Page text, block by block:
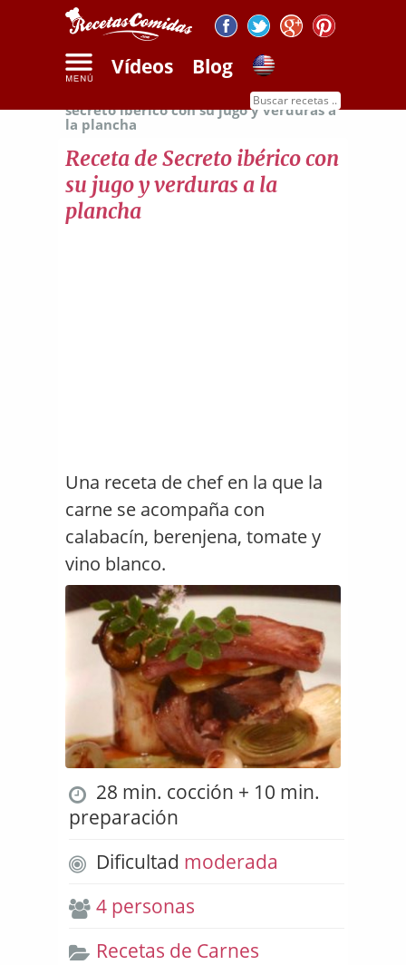
Vídeos Blog
Receta de
secreto ibérico con su jugo y verduras a
la plancha
Receta de Secreto ibérico con
su jugo y verduras a la
plancha
Una receta de chef en la que la
carne se acompaña con
calabacín, berenjena, tomate y
vino blanco.
28 min. cocción + 10 min.
preparación
Dificultad moderada
4 personas
Recetas de Carnes